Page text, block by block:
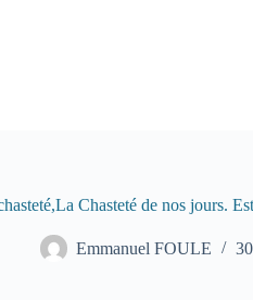
Chasteté de nos jours.
Emmanuel FOULE